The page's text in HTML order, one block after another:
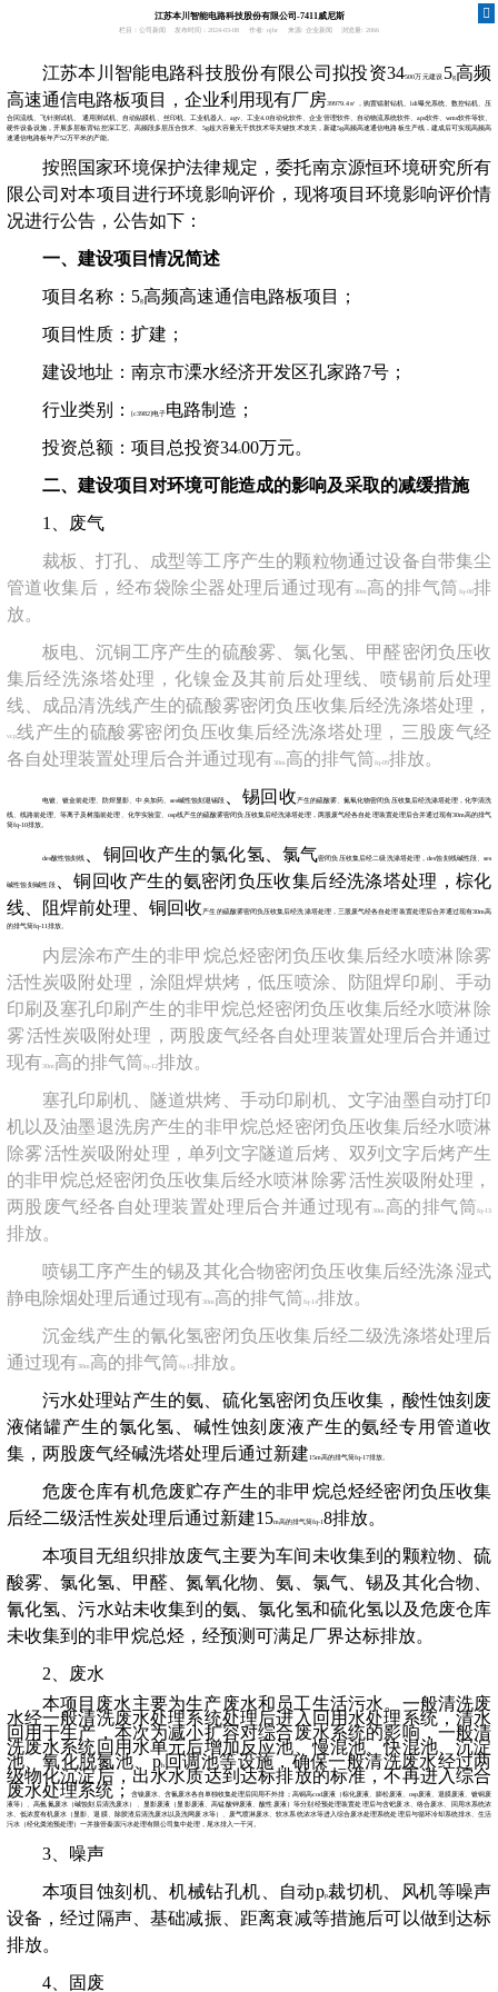
江苏本川智能电路科技股份有限公司-7411威尼斯
栏目：公司新闻 发布时间：2024-03-08 作者: njhr 来源: 企业新闻 浏览量: 2066
江苏本川智能电路科技股份有限公司拟投资34500万元建设 5g高频
高速通信电路板项目，企业利用现有厂房39979.4㎡ ，购置镭射钻机、 ldi曝光系统、数控钻机、压
合回流线、飞针测试机、 通用测试机、自动贴膜机、丝印机、工业机器人、 agv、工业4.0自动化软件、企业管理软件、自动物流系统软件、aps软件、wms软件等软、
硬件设备设施，开展多层板背钻控深工艺、高频段多层压合技术、 5g超大容量无干扰技术等关键技术攻关，新建5g高频高速通信电路板生产线，建成后可实现高频高
速通信电路板年产52万平米的产能。
按照国家环境保护法律规定，委托南京源恒环境研究所有
限公司对本项目 进行环境影响评价， 现将项目环境影响评价情
况进行公告，公告如下：
一、建设项目情况简述
项目名称： 5g高频高速通信电路板项目；
项目性质：扩建；
建设地址：南京市溧水经济开发区孔家路7号；
行业类别：
[c3982]电子电路制造 ；
投资总额：项目总投资34500万元。
二、建设项目对环境可能造成的影响及采取的减缓措施
1
、废气
裁板、打孔、成型等工序产生的颗粒物通过设备自带集尘
管道收集后，经布袋除尘器处理后通过现有30m高的排气筒 fq-08排
放。
板电、沉铜工序产生的硫酸雾、氯化氢、甲醛密闭负压收
集后经洗涤塔处理，化镍金及其前后处理线、喷锡前后处理
线、成品清洗线产生的硫酸雾密闭负压收集后经洗涤塔处理，
vcp线产生的硫酸雾密闭负压收集后经洗涤塔处理，三股废气经
各自处理装置处理后合并通过现有30m高的排气筒fq-09排放。
电镀、镀金前处理、防焊显影、中央加药、 ses碱性蚀刻退锡段 、锡回收产生的硫酸雾、氮氧化物密闭负压收集后经洗涤塔处理，化学清洗
线、线路前处理、等离子及树脂前处理、化学实验室、 osp线产生的硫酸雾密闭负压收集后经洗涤塔处理，两股废气经各自处理装置处理后合并通过现有30m高的排气
筒fq-10排放。
des酸性蚀刻线 、铜回收产生的氯化氢、氯气密闭负压收集后经二级洗涤塔处理，des蚀刻线碱性段、ses
碱性蚀刻碱性段 、铜回收产生的氨密闭负压收集后经洗涤塔处理，棕化
线、阻焊前处理 、铜回收产生的硫酸雾密闭负压收集后经洗涤塔处理，三股废气经各自处理装置处理后合并通过现有30m高
的排气筒fq-11排放。
内层涂布产生的非甲烷总烃密闭负压收集后经水喷淋 除雾
活性炭吸附处理，涂阻焊烘烤，低压喷涂、防阻焊印刷、手动
印刷及塞孔印刷产生的非甲烷总烃密闭负压收集后经水喷淋 除
雾活性炭吸附处理，两股废气经各自处理装置处理后合并通过
现有30m高的排气筒fq-12排放。
塞孔印刷机、隧道烘烤、手动印刷机、文字油墨自动打印
机以及油墨退洗房产生的非甲烷总烃密闭负压收集后经水喷淋
除雾活性炭吸附处理，单列文字隧道后烤、双列文字后烤产生
的非甲烷总烃密闭负压收集后经水喷淋 除雾活性炭吸附处理，
两股废气经各自处理装置处理后合并通过现有30m 高的排气筒fq-13
排放。
喷锡工序产生的锡及其化合物密闭负压收集后经洗涤湿式
静电除烟处理后通过现有30m高的排气筒fq-14排放。
沉金线产生的氰化氢密闭负压收集后经二级洗涤塔处理后
通过现有30m高的排气筒fq-15排放。
污水处理站产生的氨、硫化氢密闭负压收集 ，酸性蚀刻废
液储罐产生的氯化氢、碱性蚀刻废液产生的氨经专用管道收
集，两股废气经碱洗塔处理后通过新建 15m高的排气筒fq-17排放。
危废仓库有机危废贮存产生的非甲烷总烃经密闭负压收集
后经二级活性炭处理后通过新建15m高的排气筒fq-18排放。
本项目无组织排放废气主要为车间未收集到的颗粒物、硫
酸雾、氯化氢、甲醛、氮氧化物、氨、 氯气、锡及其化合物、
氰化氢 、污水站未收集到的氨 、氯化氢和硫化氢 以及危废仓库
未收集到的非甲烷总烃，经预测可满足厂界达标排放。
2
废水
本项目废水主要为生产废水和员工生活污水。一般清洗废
水经一般清洗废水处理系统处理后进入回用水处理系统，清水
回用于生产，本次为减小扩容对综合废水系统的影响，一般清
洗废水系统回用水单元后增加反应池、慢混池、快混池、沉淀
池、氧化脱氮池、 ph回调池等设施，确保一般清洗废水经过两
级物化沉淀后，出水水质达到达标排放的标准，不再进入综合
废水处理系统； 含镍废水、含氰废水各自单独收集处理后回用不外排；高铜高cod废液（棕化废液、膨松废液、osp废液、退膜废液、镀铜废
液等）、高氨氮废水（碱蚀刻后清洗废水）、显影废液（显影废液、高锰酸钾废液、酸性废液）等分别经预处理装置处理后与含钯废水、络合废水、回用水系统浓
水、低浓度有机废水（显影、退膜、除胶渣后清洗废水以及洗网废水等）、废气喷淋废水、软水系统浓水等进入综合废水处理系统处理后与循环冷却系统排水、生活
污水（经化粪池预处理）一并接管秦源污水处理有限公司集中处理，尾水排入一干河。
3、噪声
本项目蚀刻机、机械钻孔机、自动pp裁切机、风机等噪声
设备，经过隔声、基础减振、距离衰减等措施后可以做到达标
排放。
4、固废